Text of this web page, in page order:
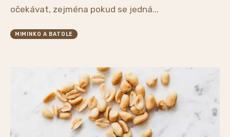
očekávat, zejména pokud se jedná...
MIMINKO A BATOLE